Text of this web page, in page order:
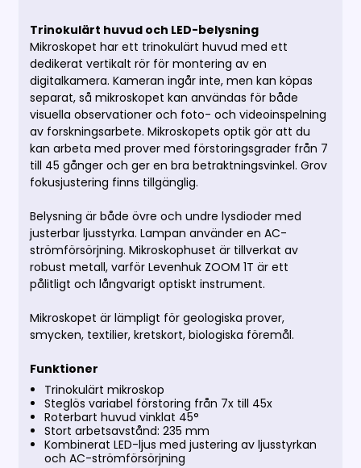
Trinokulärt huvud och LED-belysning
Mikroskopet har ett trinokulärt huvud med ett
dedikerat vertikalt rör för montering av en
digitalkamera. Kameran ingår inte, men kan köpas
separat, så mikroskopet kan användas för både
visuella observationer och foto- och videoinspelning
av forskningsarbete. Mikroskopets optik gör att du
kan arbeta med prover med förstoringsgrader från 7
till 45 gånger och ger en bra betraktningsvinkel. Grov
fokusjustering finns tillgänglig.
Belysning är både övre och undre lysdioder med
justerbar ljusstyrka. Lampan använder en AC-
strömförsörjning. Mikroskophuset är tillverkat av
robust metall, varför Levenhuk ZOOM 1T är ett
pålitligt och långvarigt optiskt instrument.
Mikroskopet är lämpligt för geologiska prover,
smycken, textilier, kretskort, biologiska föremål.
Funktioner
Trinokulärt mikroskop
Steglös variabel förstoring från 7x till 45x
Roterbart huvud vinklat 45°
Stort arbetsavstånd: 235 mm
Kombinerat LED-ljus med justering av ljusstyrkan
och AC-strömförsörjning